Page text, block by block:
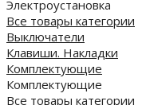
Электроустановка
Все товары категории
Выключатели
Клавиши. Накладки
Комплектующие
Комплектующие
Все товары категории